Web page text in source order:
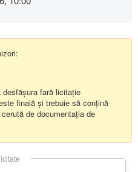
fară licitație
finală și trebuie să conțină
de documentația de